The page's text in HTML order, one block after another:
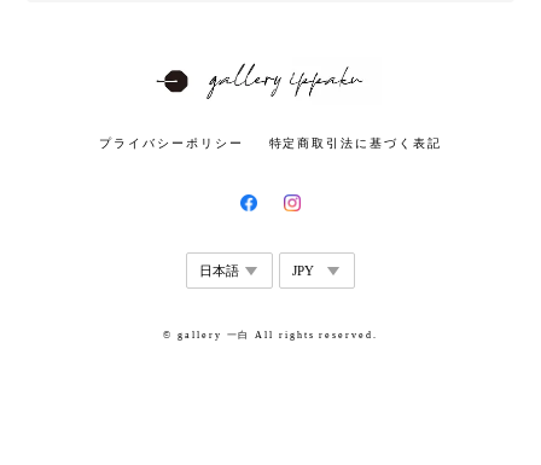
プライバシーポリシー 特定商取引法に基づく表記
© gallery 一白 All rights reserved.